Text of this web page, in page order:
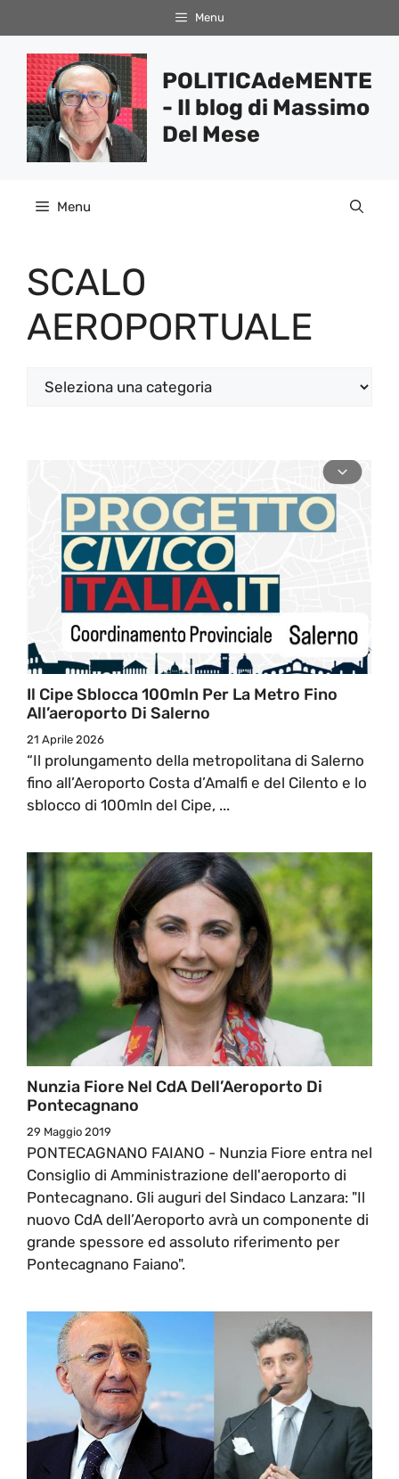
al
contenuto
Menu
POLITICAdeMENTE
- Il blog di Massimo
Del Mese
Menu
SCALO
AEROPORTUALE
Categorie
Il Cipe Sblocca 100mln Per La Metro Fino
All’aeroporto Di Salerno
21 Aprile 2026
“Il prolungamento della metropolitana di Salerno
fino all’Aeroporto Costa d’Amalfi e del Cilento e lo
sblocco di 100mln del Cipe, ...
Nunzia Fiore Nel CdA Dell’Aeroporto Di
Pontecagnano
29 Maggio 2019
PONTECAGNANO FAIANO - Nunzia Fiore entra nel
Consiglio di Amministrazione dell'aeroporto di
Pontecagnano. Gli auguri del Sindaco Lanzara: "Il
nuovo CdA dell’Aeroporto avrà un componente di
grande spessore ed assoluto riferimento per
Pontecagnano Faiano".